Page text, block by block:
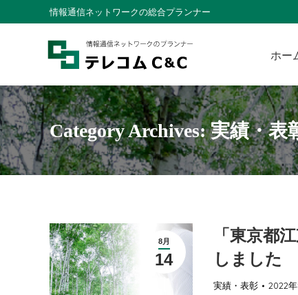
情報通信ネットワークの総合プランナー
ホー
Category Archives:実績・表
8月
14
「東京都
しました
実績・表彰 2022年